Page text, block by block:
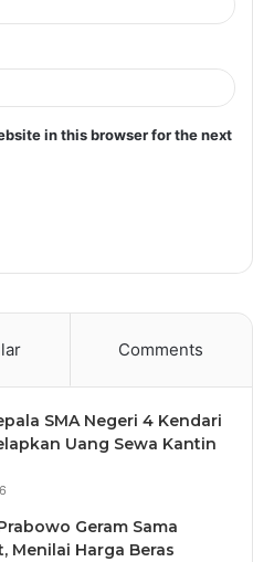
in this browser for the next
Comments
SMA Negeri 4 Kendari
Uang Sewa Kantin
Geram Sama
Menilai Harga Beras